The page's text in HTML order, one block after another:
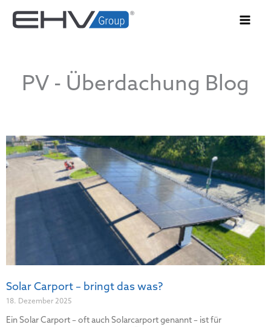
Zum
Inhalt
PV - Überdachung Blog
Solar Carport – bringt das was?
18. Dezember 2025
Ein Solar Carport – oft auch Solarcarport genannt – ist für